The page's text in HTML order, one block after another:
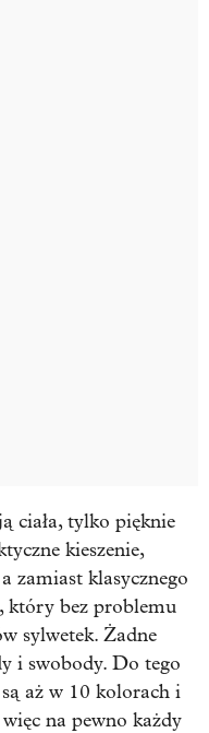
ciała, tylko pięknie
kieszenie,
zamiast klasycznego
który bez problemu
sylwetek. Żadne
i swobody. Do tego
aż w 10 kolorach i
na pewno każdy